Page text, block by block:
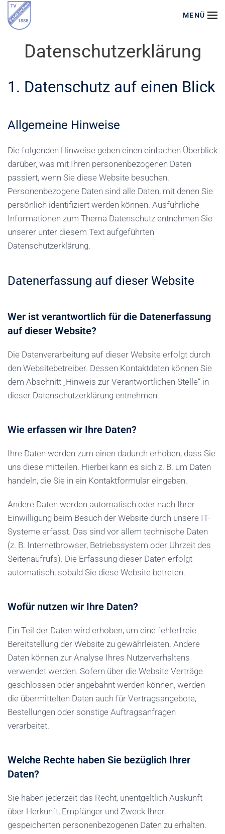
Zum Hauptinhalt springen
MENÜ
Datenschutzerklärung
1. Datenschutz auf einen Blick
Allgemeine Hinweise
Die folgenden Hinweise geben einen einfachen Überblick
darüber, was mit Ihren personenbezogenen Daten
passiert, wenn Sie diese Website besuchen.
Personenbezogene Daten sind alle Daten, mit denen Sie
persönlich identifiziert werden können. Ausführliche
Informationen zum Thema Datenschutz entnehmen Sie
unserer unter diesem Text aufgeführten
Datenschutzerklärung.
Datenerfassung auf dieser Website
Wer ist verantwortlich für die Datenerfassung
auf dieser Website?
Die Datenverarbeitung auf dieser Website erfolgt durch
den Websitebetreiber. Dessen Kontaktdaten können Sie
dem Abschnitt „Hinweis zur Verantwortlichen Stelle“ in
dieser Datenschutzerklärung entnehmen.
Wie erfassen wir Ihre Daten?
Ihre Daten werden zum einen dadurch erhoben, dass Sie
uns diese mitteilen. Hierbei kann es sich z. B. um Daten
handeln, die Sie in ein Kontaktformular eingeben.
Andere Daten werden automatisch oder nach Ihrer
Einwilligung beim Besuch der Website durch unsere IT-
Systeme erfasst. Das sind vor allem technische Daten
(z. B. Internetbrowser, Betriebssystem oder Uhrzeit des
Seitenaufrufs). Die Erfassung dieser Daten erfolgt
automatisch, sobald Sie diese Website betreten.
Wofür nutzen wir Ihre Daten?
Ein Teil der Daten wird erhoben, um eine fehlerfreie
Bereitstellung der Website zu gewährleisten. Andere
Daten können zur Analyse Ihres Nutzerverhaltens
verwendet werden. Sofern über die Website Verträge
geschlossen oder angebahnt werden können, werden
die übermittelten Daten auch für Vertragsangebote,
Bestellungen oder sonstige Auftragsanfragen
verarbeitet.
Welche Rechte haben Sie bezüglich Ihrer
Daten?
Sie haben jederzeit das Recht, unentgeltlich Auskunft
über Herkunft, Empfänger und Zweck Ihrer
gespeicherten personenbezogenen Daten zu erhalten.